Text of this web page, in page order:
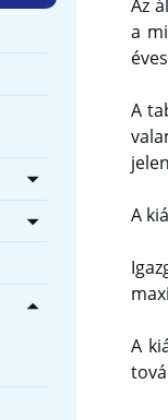
Az
a
A
A
A